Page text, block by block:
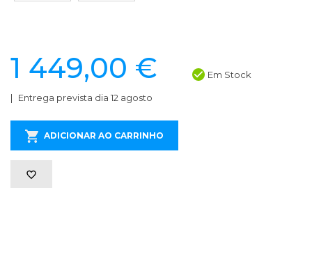
1 449,00 € Em Stock
Entrega prevista dia 12 agosto
ADICIONAR AO CARRINHO